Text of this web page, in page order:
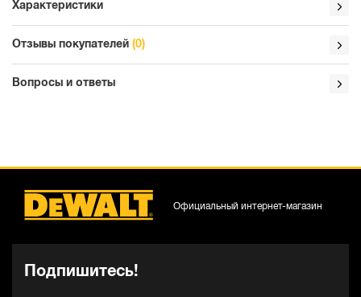
Характеристики
Отзывы покупателей (0)
Вопросы и ответы
Подпишитесь!
Официальный интернет-магазин